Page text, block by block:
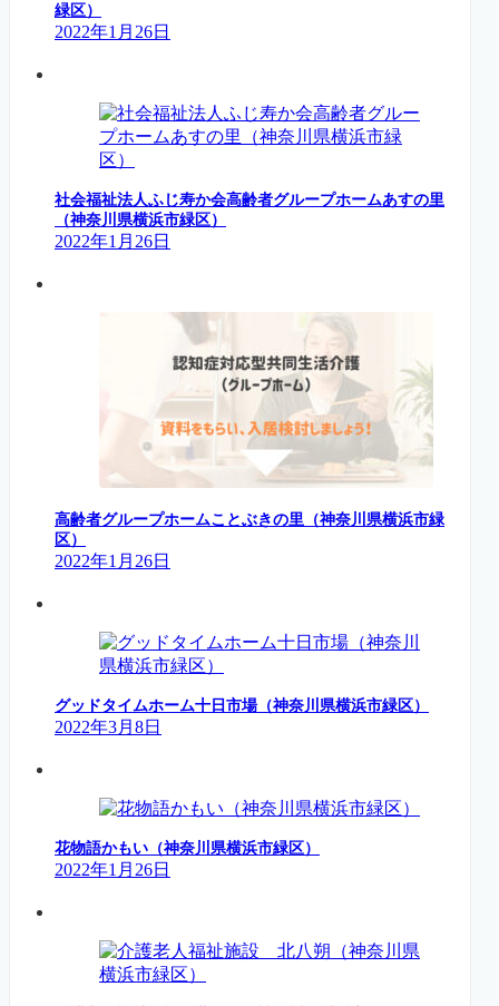
緑区）
2022年1月26日
社会福祉法人ふじ寿か会高齢者グループホームあすの里
（神奈川県横浜市緑区）
2022年1月26日
高齢者グループホームことぶきの里（神奈川県横浜市緑
区）
2022年1月26日
グッドタイムホーム十日市場（神奈川県横浜市緑区）
2022年3月8日
花物語かもい（神奈川県横浜市緑区）
2022年1月26日